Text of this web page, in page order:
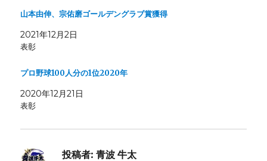
山本由伸、宗佑磨ゴールデングラブ賞獲得
2021年12月2日
表彰
プロ野球100人分の1位2020年
2020年12月21日
表彰
投稿者: 青波 牛太